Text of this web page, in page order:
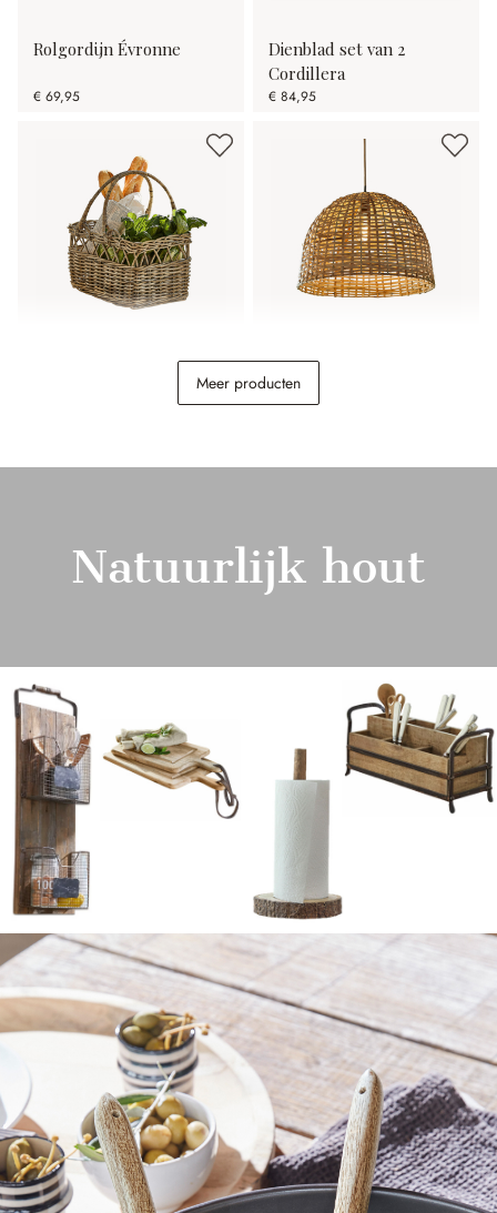
Rolgordijn Évronne
€ 69,95
Dienblad set van 2
Cordillera
€ 84,95
Hanglamp Tiquinal
Meer producten
Natuurlijk hout